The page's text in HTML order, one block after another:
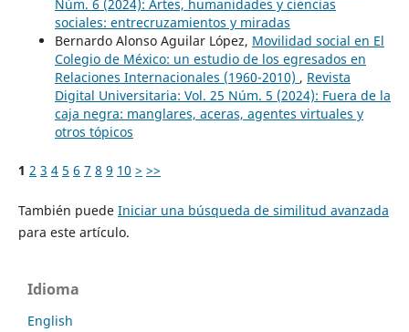
Núm. 6 (2024): Artes, humanidades y ciencias
sociales: entrecruzamientos y miradas
Bernardo Alonso Aguilar López, Movilidad social en El
Colegio de México: un estudio de los egresados en
Relaciones Internacionales (1960-2010) , Revista
Digital Universitaria: Vol. 25 Núm. 5 (2024): Fuera de la
caja negra: manglares, aceras, agentes virtuales y
otros tópicos
1 2 3 4 5 6 7 8 9 10 > >>
También puede Iniciar una búsqueda de similitud avanzada
para este artículo.
Idioma
English